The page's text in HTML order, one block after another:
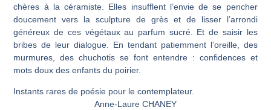
chères à la céramiste. Elles insufflent l’envie de se pencher
doucement vers la sculpture de grès et de lisser l’arrondi
généreux de ces végétaux au parfum sucré. Et de saisir les
bribes de leur dialogue. En tendant patiemment l’oreille, des
murmures, des chuchotis se font entendre : confidences et
mots doux des enfants du poirier.
Instants rares de poésie pour le contemplateur.
Anne-Laure CHANEY